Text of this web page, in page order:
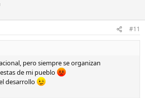
#11
pero siempre se organizan
de mi pueblo
desarrollo